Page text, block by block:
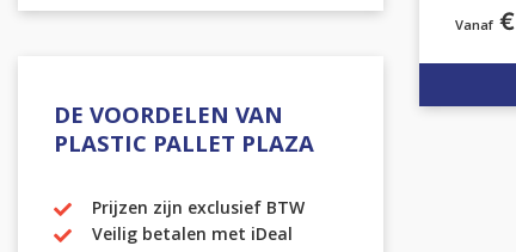
DE VOORDELEN VAN
PLASTIC PALLET PLAZA
Prijzen zijn exclusief BTW
Veilig betalen met iDeal
€